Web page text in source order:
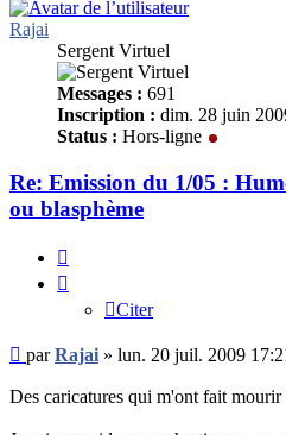
Rajai
Sergent Virtuel
Messages : 691
Inscription : dim. 28 juin
Status : Hors-ligne
Re: Emission du 1/05 :
ou blasphème
Citer
Message
non
lu
parRajai » lun. 20 juil. 2009
Des caricatures qui m'ont fait mourir